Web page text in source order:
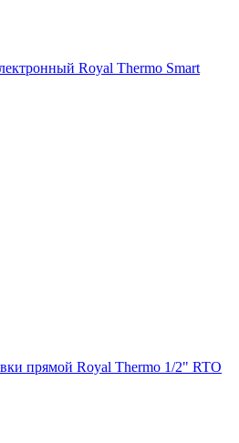
Royal Thermo Smart
прямой Royal Thermo 1/2" RTO